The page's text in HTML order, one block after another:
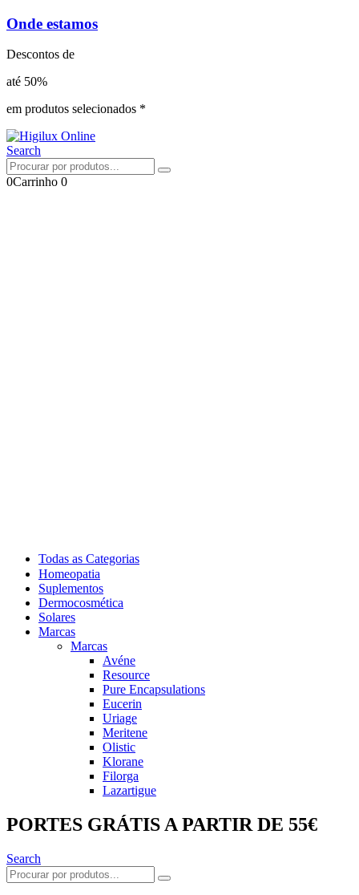
Onde estamos
Descontos de
até 50%
em produtos selecionados *
Search
0Carrinho 0
Todas as Categorias
Homeopatia
Suplementos
Dermocosmética
Solares
Marcas
Marcas
Avéne
Resource
Pure Encapsulations
Eucerin
Uriage
Meritene
Olistic
Klorane
Filorga
Lazartigue
PORTES GRÁTIS A PARTIR DE 55€
Search